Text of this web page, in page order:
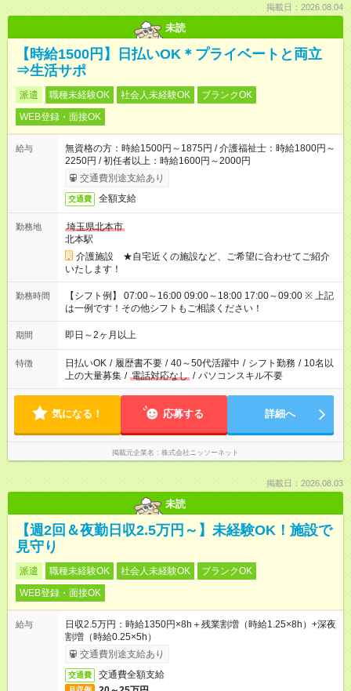
掲載日：2026.08.04
未読
【時給1500円】日払いOK＊プライベートと両立
⇒生活サポ
派遣 職種未経験OK 社会人未経験OK
ブランクOK
WEB登録・面接OK
給与
無資格の方：時給1500円～1875円 / 介護福祉士：時給1800円～
2250円 / 初任者以上：時給1600円～2000円
交通費別途支給あり
交通費 全額支給
勤務地
埼玉県北本市
北本駅
介護施設 ★自宅近くの施設など、ご希望に合わせてご紹介
いたします！
勤務時間
【シフト例】 07:00～16:00 09:00～18:00 17:00～09:00 ※ 上記
は一例です！その他シフトもご相談ください！
期間 即日～2ヶ月以上
特徴 日払いOK / 履歴書不要 / 40～50代活躍中 / シフト勤務 / 10名以
上の大量募集 / 電話対応なし / パソコンスキル不要
気になる！ 応募する 詳細へ
掲載元企業名 株式会社ニッソーネット
掲載日：2026.08.03
未読
【週2回＆夜勤日収2.5万円～】未経験OK！施設で
見守り
派遣 職種未経験OK 社会人未経験OK
ブランクOK
WEB登録・面接OK
給与
日収2.5万円：時給1350円×8h＋残業割増（時給1.25×8h）+深夜
割増（時給0.25×5h）
交通費別途支給あり
交通費 交通費全額支給